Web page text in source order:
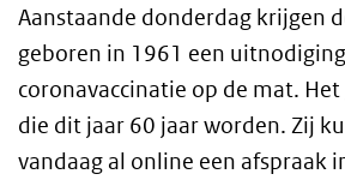
Aanstaande donderdag krijgen
geboren in 1961 een
coronavaccinatie op de mat.
die dit jaar 60 jaar worden. Zij
vandaag al online een afspraak